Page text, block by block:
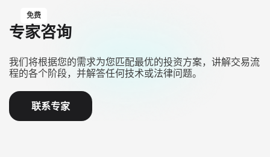
免费
专家咨询
我们将根据您的需求为您匹配最优的投资方案，讲解交易流
程的各个阶段，并解答任何技术或法律问题。
联系专家